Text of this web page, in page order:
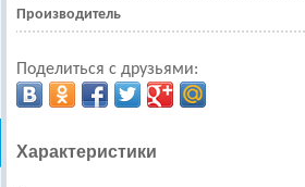
Производитель
Поделиться с друзьями:
Характеристики